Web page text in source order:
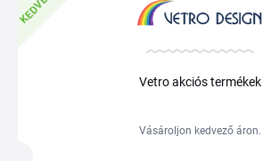
Vetro akciós termékek
Vásároljon kedvező áron.